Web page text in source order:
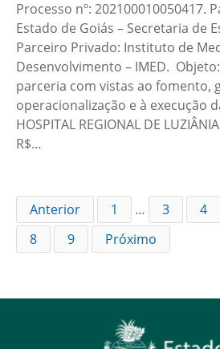
Processo nº: 202100010050417.
Estado de Goiás – Secretaria de
Parceiro Privado: Instituto de
Desenvolvimento – IMED.
parceria com vistas ao fomento,
operacionalização e à execução
HOSPITAL REGIONAL DE
R$…
Anterior 1 … 3 4
8
9 Próximo